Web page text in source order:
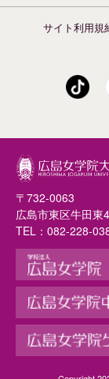
サイト利用規
〒732-0063
広島市東区牛田東
TEL： 082-228-